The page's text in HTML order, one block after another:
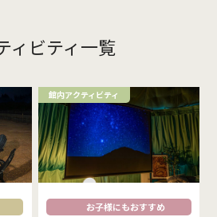
ィビティ一覧
館内アクティビティ
お子様にもおすすめ